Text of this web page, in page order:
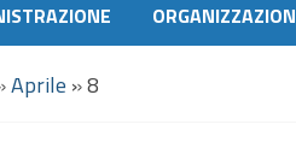
Aprile »8